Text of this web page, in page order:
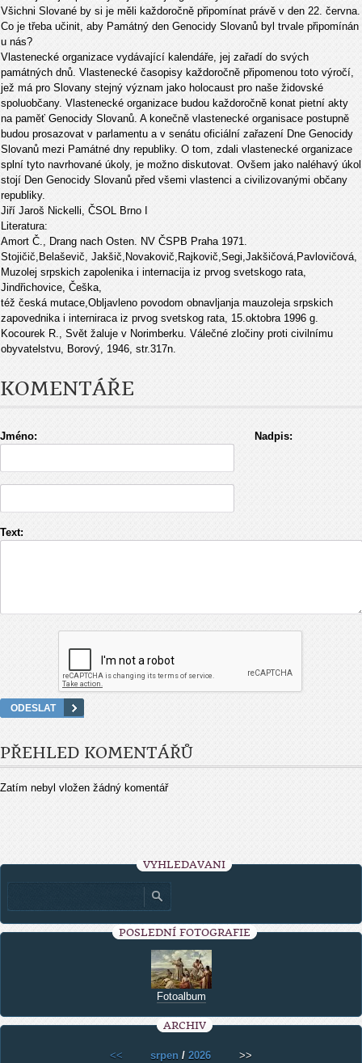
Všichni Slované by si je měli každoročně připomínat právě v den 22. června.
Co je třeba učinit, aby Památný den Genocidy Slovanů byl trvale připomínán
u nás?
Vlastenecké organizace vydávající kalendáře, jej zařadí do svých
památných dnů. Vlastenecké časopisy každoročně připomenou toto výročí,
jež má pro Slovany stejný význam jako holocaust pro naše židovské
spoluobčany. Vlastenecké organizace budou každoročně konat pietní akty
na paměť Genocidy Slovanů. A konečně vlastenecké organisace postupně
budou prosazovat v parlamentu a v senátu oficiální zařazení Dne Genocidy
Slovanů mezi Památné dny republiky. O tom, zdali vlastenecké organizace
splní tyto navrhované úkoly, je možno diskutovat. Ovšem jako naléhavý úkol
stojí Den Genocidy Slovanů před všemi vlastenci a civilizovanými občany
republiky.
Jiří Jaroš Nickelli, ČSOL Brno I
Literatura:
Amort Č., Drang nach Osten. NV ČSPB Praha 1971.
Stojičič,Belaševič, Jakšič,Novakovič,Rajkovič,Segi,Jakšičová,Pavlovičová,
Muzolej srpskich zapolenika i internacija iz prvog svetskogo rata,
Jindřichovice, Češka,
též česká mutace,Obljavleno povodom obnavljanja mauzoleja srpskich
zapovednika i interniraca iz prvog svetskog rata, 15.oktobra 1996 g.
Kocourek R., Svět žaluje v Norimberku. Válečné zločiny proti civilnímu
obyvatelstvu, Borový, 1946, str.317n.
KOMENTÁŘE
Jméno: Nadpis:
Text:
PŘEHLED KOMENTÁŘŮ
Zatím nebyl vložen žádný komentář
VYHLEDÁVÁNÍ
POSLEDNÍ FOTOGRAFIE
Fotoalbum
ARCHIV
<< srpen / 2026 >>